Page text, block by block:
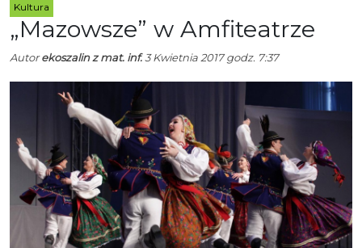
Kultura
„Mazowsze” w Amfiteatrze
Autorekoszalin z mat. inf.3 Kwietnia 2017 godz. 7:37